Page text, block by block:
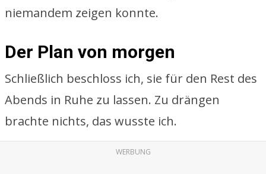
niemandem zeigen konnte.
Der Plan von morgen
Schließlich beschloss ich, sie für den Rest des
Abends in Ruhe zu lassen. Zu drängen
brachte nichts, das wusste ich.
WERBUNG